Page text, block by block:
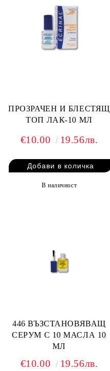
ПРОЗРАЧЕН И БЛЕСТЯЩ
ТОП ЛАК-10 МЛ
€10.00 19.56лв.
В наличност
446 ВЪЗСТАНОВЯВАЩ
СЕРУМ С 10 МАСЛА 10
МЛ
€10.00 19.56лв.